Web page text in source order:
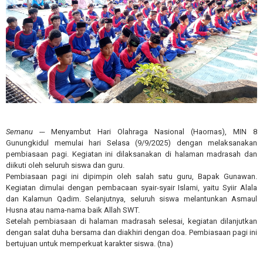
Semanu --- Menyambut Hari Olahraga Nasional (Haornas), MIN 8
Gunungkidul memulai hari Selasa (9/9/2025) dengan melaksanakan
pembiasaan pagi. Kegiatan ini dilaksanakan di halaman madrasah dan
diikuti oleh seluruh siswa dan guru.
Pembiasaan pagi ini dipimpin oleh salah satu guru, Bapak Gunawan.
Kegiatan dimulai dengan pembacaan syair-syair Islami, yaitu Syiir Alala
dan Kalamun Qadim. Selanjutnya, seluruh siswa melantunkan Asmaul
Husna atau nama-nama baik Allah SWT.
Setelah pembiasaan di halaman madrasah selesai, kegiatan dilanjutkan
dengan salat duha bersama dan diakhiri dengan doa. Pembiasaan pagi ini
bertujuan untuk memperkuat karakter siswa. (tna)